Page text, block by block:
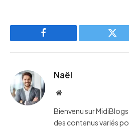
Facebook
Naël
Website
Bienvenu sur
des contenus variés